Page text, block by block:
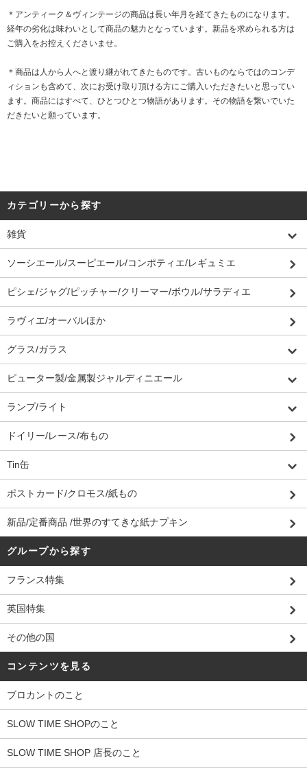
＊アンティーク＆ヴィンテージの商品は長い年月を経てきたものになります。
経年の劣化は味わいとして商品の魅力となっています。新品を求められる方は
ご購入をお控えくださいませ。
＊商品は人から人へと渡り継がれてきたものです。古いものならではのコンデ
ィションも含めて、次にお受け取り頂ける方にご購入いただきたいと思ってい
ます。商品にはすべて、ひとつひとつ物語があります。その物語を繋いでいた
だきたいと願っています。
カテゴリーから探す
雑貨
ソーシエール/スーピエール/コンポティエ/レギュミエ
ピシェ/ジャグ/ピッチャー/クリーマー/ボウル/サラディエ
ラヴィエ/オーバルほか
グラス/ガラス
ピューター製/金属製ジャルディニエール
ランプ/ライト
ドイリー/レース/布もの
Tin缶
ポストカード/クロモス/紙もの
新品/定番商品 /世界のすてきな紙ナプキン
グループから探す
フランス特集
英国特集
その他の国
コンテンツを見る
ブロカントのこと
SLOW TIME SHOPのこと
SLOW TIME SHOP 店長のこと